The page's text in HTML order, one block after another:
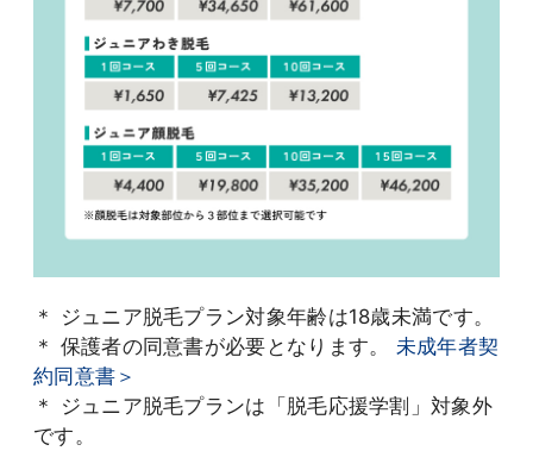
＊ ジュニア脱毛プラン対象年齢は18歳未満です。
＊ 保護者の同意書が必要となります。 未成年者契
約同意書＞
＊ ジュニア脱毛プランは「脱毛応援学割」対象外
です。